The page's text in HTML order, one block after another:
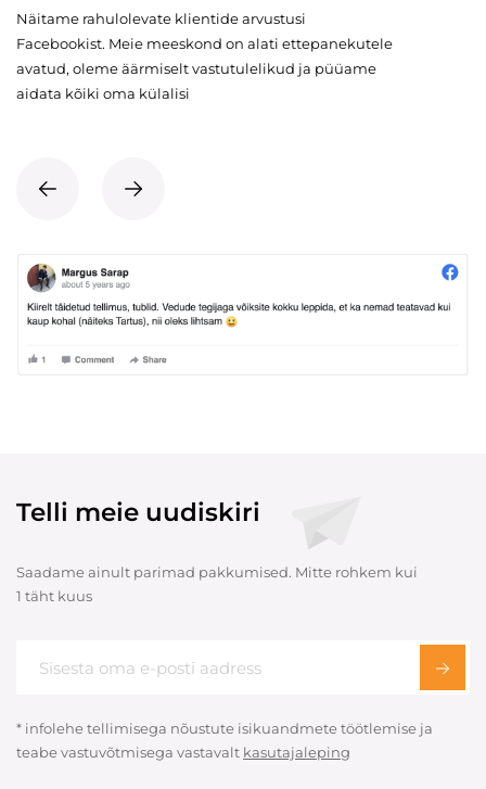
Näitame rahulolevate klientide arvustusi
Facebookist. Meie meeskond on alati ettepanekutele
avatud, oleme äärmiselt vastutulelikud ja püüame
aidata kõiki oma külalisi
Telli meie uudiskiri
Saadame ainult parimad pakkumised. Mitte rohkem kui
1 täht kuus
* infolehe tellimisega nõustute isikuandmete töötlemise ja
teabe vastuvõtmisega vastavalt kasutajaleping